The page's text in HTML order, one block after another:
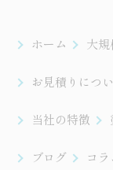
ホーム 大
お見積りにつ
当社の特徴
ブログ コラ